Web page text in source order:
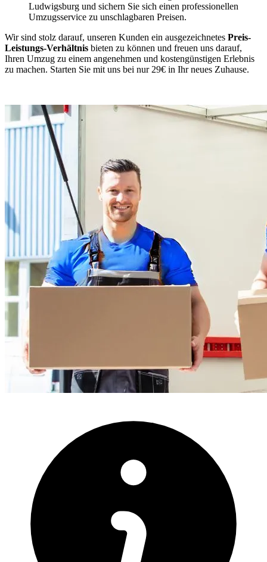
Ludwigsburg und sichern Sie sich einen professionellen
Umzugsservice zu unschlagbaren Preisen.
Wir sind stolz darauf, unseren Kunden ein ausgezeichnetes Preis-
Leistungs-Verhältnis bieten zu können und freuen uns darauf,
Ihren Umzug zu einem angenehmen und kostengünstigen Erlebnis
zu machen. Starten Sie mit uns bei nur 29€ in Ihr neues Zuhause.